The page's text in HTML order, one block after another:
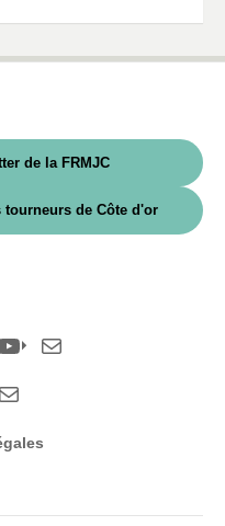
de la FRMJC
tourneurs de Côte d'or
mail